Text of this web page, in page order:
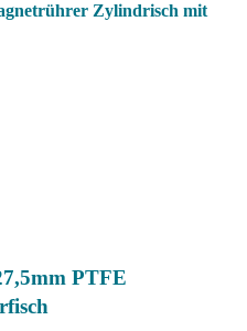
Zylindrisch mit
PTFE